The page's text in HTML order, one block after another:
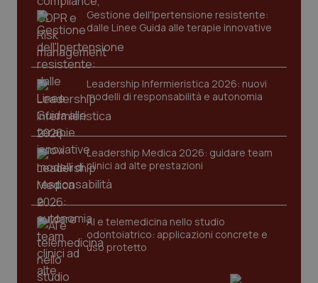
Gestione dell'Ipertensione resistente:
dalle Linee Guida alle terapie innovative
Leadership Infermieristica 2026: nuovi
modelli di responsabilità e autonomia
Leadership Medica 2026: guidare team
clinici ad alte prestazioni
AI e telemedicina nello studio
odontoiatrico: applicazioni concrete e
uso protetto
CookieScriptConsent
tracking-sites-ironfish-
tracking-enable
www.quotidianosanita.it